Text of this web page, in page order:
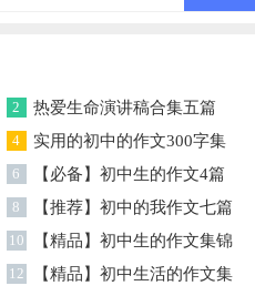
2 热爱生命演讲稿合集五篇
4
实用的初中的作文300字集
锦五篇
6 【必备】初中生的作文4篇
8 【推荐】初中的我作文七篇
10
【精品】初中生的作文集锦
6篇
12
【精品】初中生活的作文集